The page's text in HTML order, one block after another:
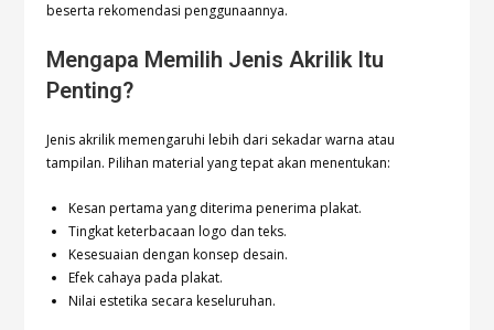
beserta rekomendasi penggunaannya.
Mengapa Memilih Jenis Akrilik Itu
Penting?
Jenis akrilik memengaruhi lebih dari sekadar warna atau
tampilan. Pilihan material yang tepat akan menentukan:
Kesan pertama yang diterima penerima plakat.
Tingkat keterbacaan logo dan teks.
Kesesuaian dengan konsep desain.
Efek cahaya pada plakat.
Nilai estetika secara keseluruhan.